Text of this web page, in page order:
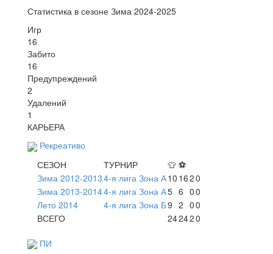
Статистика в сезоне Зима 2024-2025
Игр
16
Забито
16
Предупреждений
2
Удалений
1
КАРЬЕРА
Рекреативо
СЕЗОН
ТУРНИР 👕 ⚽
Зима 2012-20134-я лига Зона А10 1620
Зима 2013-20144-я лига Зона А5 6 00
Лето 2014
4-я лига Зона Б9 2 00
ВСЕГО
242420
ПИ